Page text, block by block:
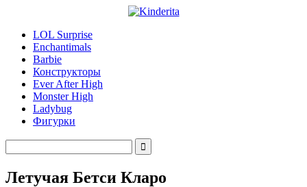
LOL Surprise
Enchantimals
Barbie
Конструкторы
Ever After High
Monster High
Ladybug
Фигурки
Летучая Бетси Кларо